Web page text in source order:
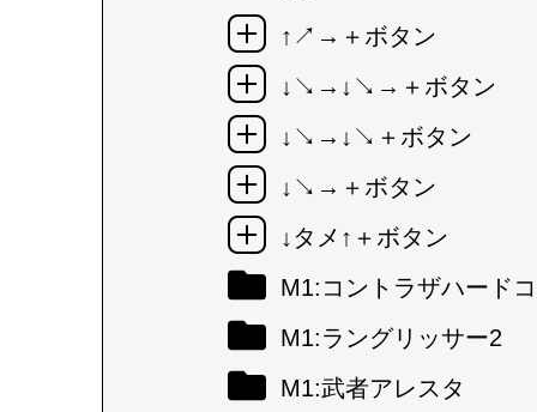
↑↗→＋ボタン
↓↘→↓↘→＋ボタン
↓↘→↓↘＋ボタン
↓↘→＋ボタン
↓タメ↑＋ボタン
M1:コントラザハード
M1:ラングリッサー2
M1:武者アレスタ